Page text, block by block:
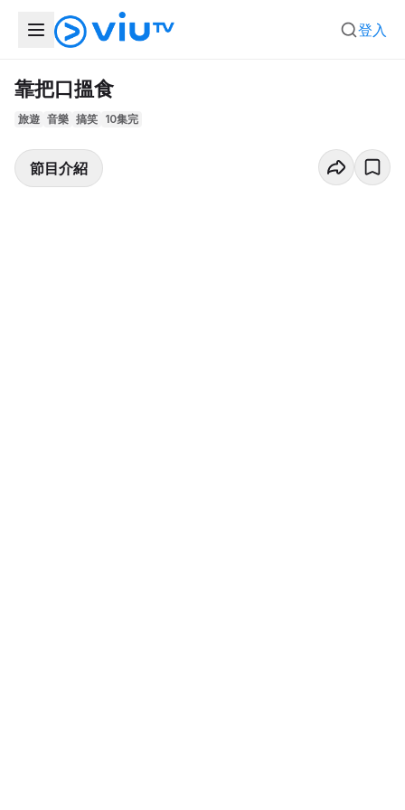
登入
靠把口搵食
旅遊 音樂 搞笑 10集完
節目介紹